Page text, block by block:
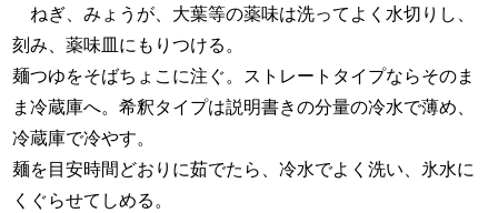
ねぎ、みょうが、大葉等の薬味は洗ってよく水切りし、
刻み、薬味皿にもりつける。
麺つゆをそばちょこに注ぐ。ストレートタイプならそのま
ま冷蔵庫へ。希釈タイプは説明書きの分量の冷水で薄め、
冷蔵庫で冷やす。
麺を目安時間どおりに茹でたら、冷水でよく洗い、氷水に
くぐらせてしめる。